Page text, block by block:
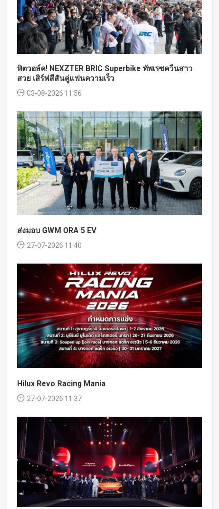
พิตวอล์ค! NEXZTER BRIC Superbike ทัพเรซควีนสาว
สวย เสิร์ฟสีสันคู่แฟนความเร็ว
03-08-2026 11:56
ส่งมอบ GWM ORA 5 EV
27-07-2026 11:40
Hilux Revo Racing Mania
27-07-2026 11:37